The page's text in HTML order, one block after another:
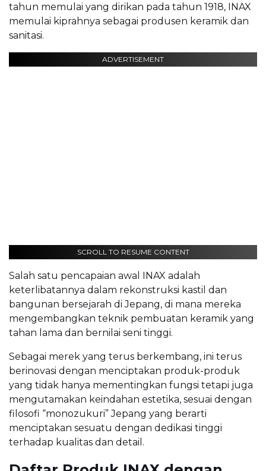
tahun memulai yang dirikan pada tahun 1918, INAX
memulai kiprahnya sebagai produsen keramik dan
sanitasi.
ADVERTISEMENT
SCROLL TO RESUME CONTENT
Salah satu pencapaian awal INAX adalah
keterlibatannya dalam rekonstruksi kastil dan
bangunan bersejarah di Jepang, di mana mereka
mengembangkan teknik pembuatan keramik yang
tahan lama dan bernilai seni tinggi.
Sebagai merek yang terus berkembang, ini terus
berinovasi dengan menciptakan produk-produk
yang tidak hanya mementingkan fungsi tetapi juga
mengutamakan keindahan estetika, sesuai dengan
filosofi “monozukuri” Jepang yang berarti
menciptakan sesuatu dengan dedikasi tinggi
terhadap kualitas dan detail.